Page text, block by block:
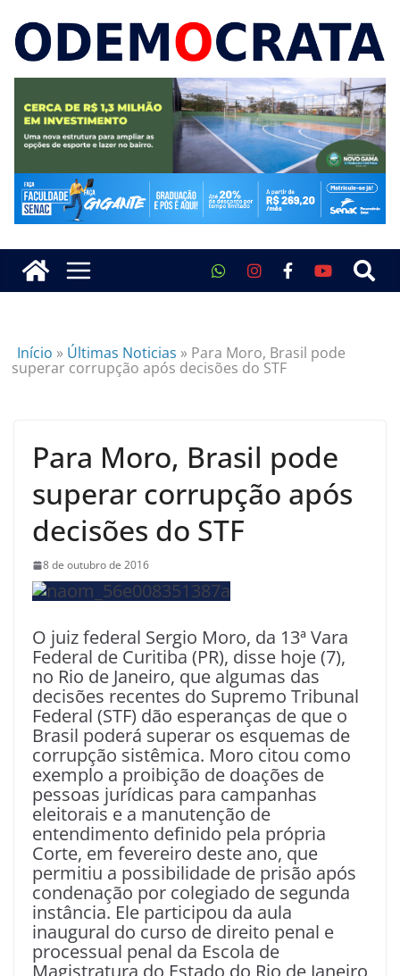
Início » Últimas Noticias » Para Moro, Brasil pode
superar corrupção após decisões do STF
Para Moro, Brasil pode
superar corrupção após
decisões do STF
8 de outubro de 2016
O juiz federal Sergio Moro, da 13ª Vara
Federal de Curitiba (PR), disse hoje (7),
no Rio de Janeiro, que algumas das
decisões recentes do Supremo Tribunal
Federal (STF) dão esperanças de que o
Brasil poderá superar os esquemas de
corrupção sistêmica. Moro citou como
exemplo a proibição de doações de
pessoas jurídicas para campanhas
eleitorais e a manutenção de
entendimento definido pela própria
Corte, em fevereiro deste ano, que
permitiu a possibilidade de prisão após
condenação por colegiado de segunda
instância. Ele participou da aula
inaugural do curso de direito penal e
processual penal da Escola de